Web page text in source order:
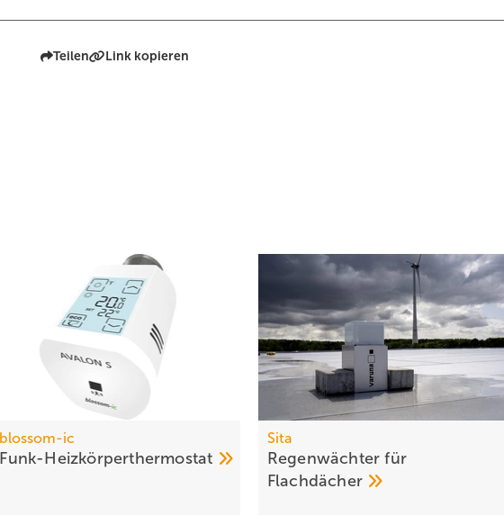
Teilen Link kopieren
blossom-ic
Funk-Heizkörperthermostat
Sita
Regenwächter für
Flachdächer